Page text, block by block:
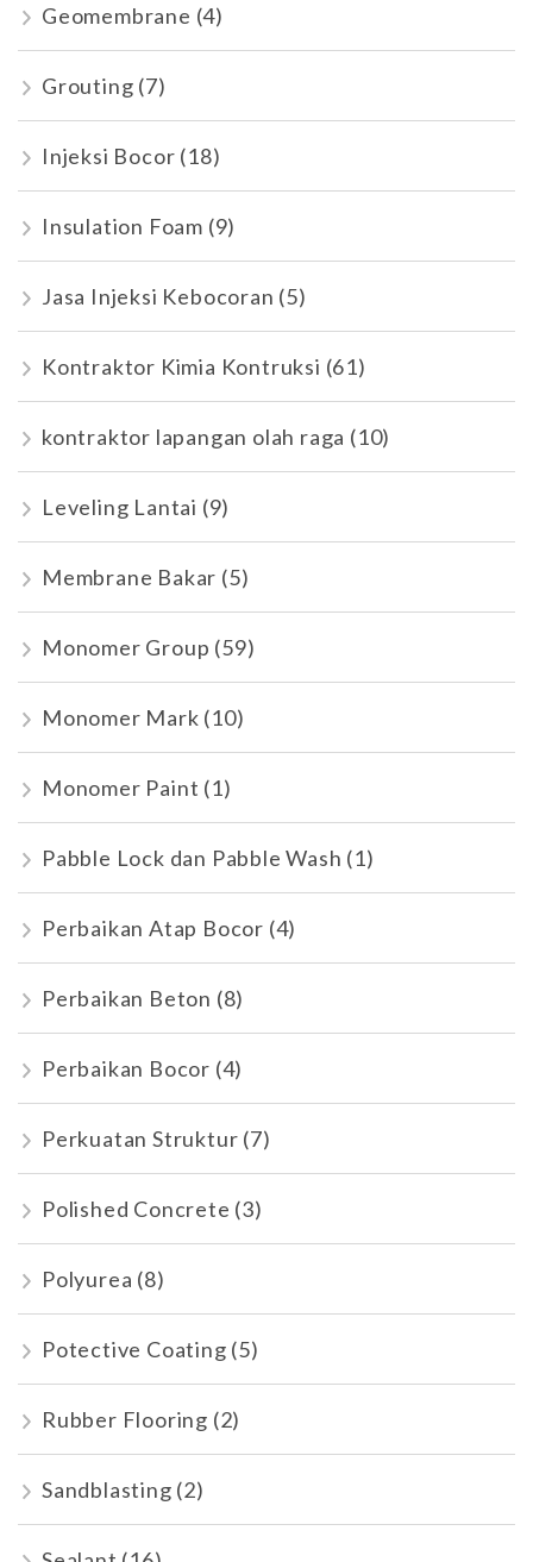
Geomembrane (4)
Grouting (7)
Injeksi Bocor (18)
Insulation Foam (9)
Jasa Injeksi Kebocoran (5)
Kontraktor Kimia Kontruksi (61)
kontraktor lapangan olah raga (10)
Leveling Lantai (9)
Membrane Bakar (5)
Monomer Group (59)
Monomer Mark (10)
Monomer Paint (1)
Pabble Lock dan Pabble Wash (1)
Perbaikan Atap Bocor (4)
Perbaikan Beton (8)
Perbaikan Bocor (4)
Perkuatan Struktur (7)
Polished Concrete (3)
Polyurea (8)
Potective Coating (5)
Rubber Flooring (2)
Sandblasting (2)